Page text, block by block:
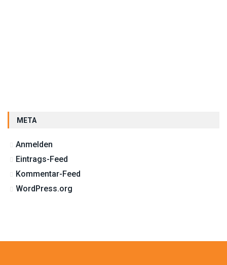
META
Anmelden
Eintrags-Feed
Kommentar-Feed
WordPress.org